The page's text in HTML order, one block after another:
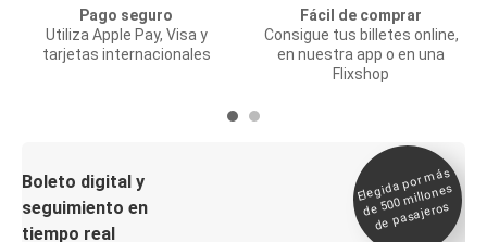
Pago seguro
Utiliza Apple Pay, Visa y
tarjetas internacionales
Fácil de comprar
Consigue tus billetes online,
en nuestra app o en una
Flixshop
Boleto digital y
seguimiento en
tiempo real
Elegida por
más
de 500
millones
de pasajeros